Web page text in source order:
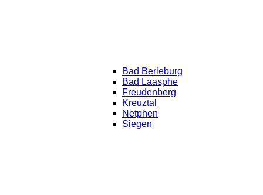
Bad Berleburg
Bad Laasphe
Freudenberg
Kreuztal
Netphen
Siegen